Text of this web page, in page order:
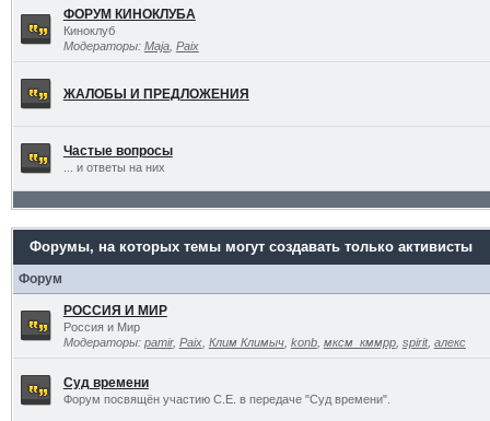
ФОРУМ КИНОКЛУБА
Киноклуб
Модераторы: Maja, Paix
ЖАЛОБЫ И ПРЕДЛОЖЕНИЯ
Частые вопросы
... и ответы на них
Форумы, на которых темы могут создавать только активисты
Форум
РОССИЯ И МИР
Россия и Мир
Модераторы: pamir, Paix, Клим Климыч, konb, мксм_кммрр, spirit, алекс
Суд времени
Форум посвящён участию С.Е. в передаче "Суд времени".